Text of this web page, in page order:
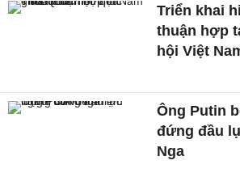
Triển khai
thuận hợp
hội Việt
Ông Putin
đứng đầu
Nga